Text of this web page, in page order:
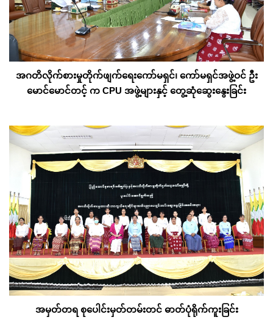
အဂတိလိုက်စားမှုတိုက်ဖျက်ရေးကော်မရှင်၊ ကော်မရှင်အဖွဲ့ဝင် ဦး
မောင်မောင်တင့် က CPU အဖွဲ့များနှင့် တွေ့ဆုံဆွေးနွေးခြင်း
အမှတ်တရ စုပေါင်းမှတ်တမ်းတင် ဓာတ်ပုံရိုက်ကူးခြင်း